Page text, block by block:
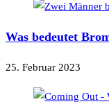
Was bedeutet
25. Februar 2023